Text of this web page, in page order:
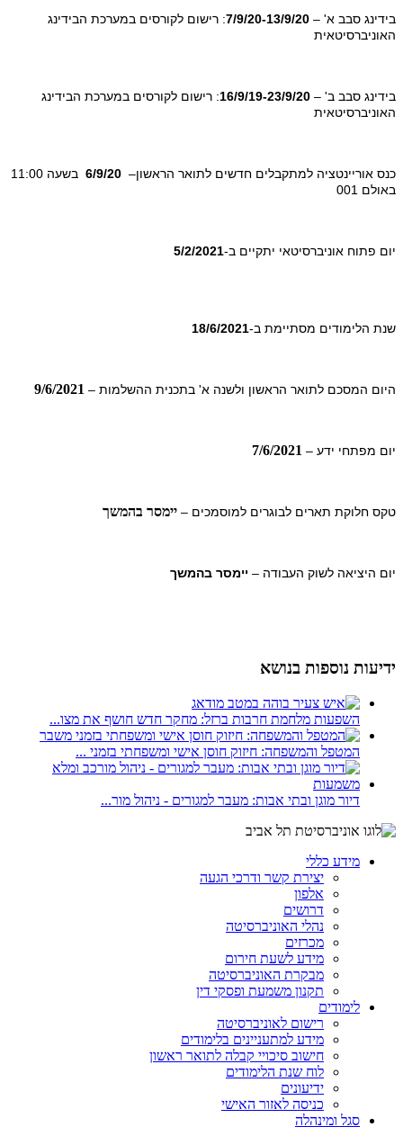
בידינג סבב א' – 7/9/20-13/9/20: רישום לקורסים במערכת הבידינג
האוניברסיטאית
בידינג סבב ב' – 16/9/19-23/9/20: רישום לקורסים במערכת הבידינג
האוניברסיטאית
כנס אוריינטציה למתקבלים חדשים לתואר הראשון– 6/9/20
בשעה 11:00
באולם 001
יום פתוח אוניברסיטאי יתקיים ב-5/2/2021
שנת הלימודים מסתיימת ב-18/6/2021
היום המסכם לתואר הראשון ולשנה א' בתכנית ההשלמות – 9/6/2021
יום מפתחי ידע – 7/6/2021
טקס חלוקת תארים לבוגרים למוסמכים – יימסר בהמשך
יום היציאה לשוק העבודה – יימסר בהמשך
ידיעות נוספות בנושא
השפעות מלחמת חרבות ברזל: מחקר חדש חושף את מצו...
המטפל והמשפחה: חיזוק חוסן אישי ומשפחתי בזמני ...
דיור מוגן ובתי אבות: מעבר למגורים - ניהול מור...
מידע כללי
יצירת קשר ודרכי הגעה
אלפון
דרושים
נהלי האוניברסיטה
מכרזים
מידע לשעת חירום
מבקרת האוניברסיטה
תקנון משמעת ופסקי דין
לימודים
רישום לאוניברסיטה
מידע למתעניינים בלימודים
חישוב סיכויי קבלה לתואר ראשון
לוח שנת הלימודים
ידיעונים
כניסה לאזור האישי
סגל ומינהלה